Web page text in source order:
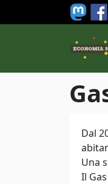
Salta al contenuto
Dal
Una
Il